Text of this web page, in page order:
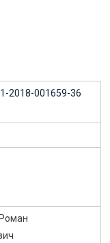
2018-001659-36